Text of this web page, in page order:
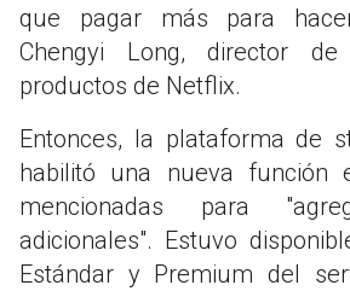
que pagar más para
Chengyi Long, director
productos de Netflix.
Entonces, la plataforma de
habilitó una nueva función
mencionadas para
adicionales". Estuvo
Estándar y Premium del